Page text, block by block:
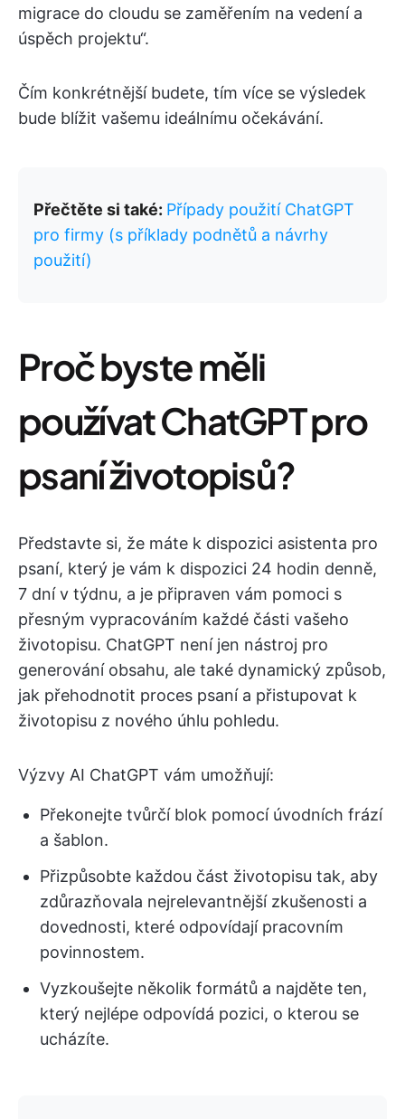
migrace do cloudu se zaměřením na vedení a
úspěch projektu“.
Čím konkrétnější budete, tím více se výsledek
bude blížit vašemu ideálnímu očekávání.
Přečtěte si také: Případy použití ChatGPT
pro firmy (s příklady podnětů a návrhy
použití)
Proč byste měli
používat ChatGPT pro
psaní životopisů?
Představte si, že máte k dispozici asistenta pro
psaní, který je vám k dispozici 24 hodin denně,
7 dní v týdnu, a je připraven vám pomoci s
přesným vypracováním každé části vašeho
životopisu. ChatGPT není jen nástroj pro
generování obsahu, ale také dynamický způsob,
jak přehodnotit proces psaní a přistupovat k
životopisu z nového úhlu pohledu.
Výzvy AI ChatGPT vám umožňují:
Překonejte tvůrčí blok pomocí úvodních frází
a šablon.
Přizpůsobte každou část životopisu tak, aby
zdůrazňovala nejrelevantnější zkušenosti a
dovednosti, které odpovídají pracovním
povinnostem.
Vyzkoušejte několik formátů a najděte ten,
který nejlépe odpovídá pozici, o kterou se
ucházíte.